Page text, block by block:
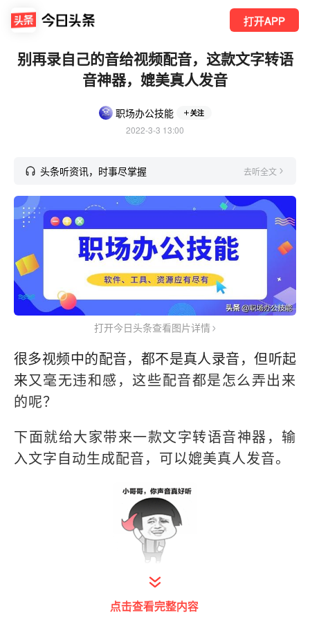
打开APP
别再录自己的音给视频配音，这款文字转语
音神器，媲美真人发音
职场办公技能 关注
2022-3-3 13:00
头条听资讯，时事尽掌握 去听全文
打开今日头条查看图片详情
很多视频中的配音，都不是真人录音，但听起
来又毫无违和感，这些配音都是怎么弄出来
的呢？
下面就给大家带来一款文字转语音神器，输
入文字自动生成配音，可以媲美真人发音。
打开今日头条查看图片详情
01.界面简洁，一看就会
点击查看完整内容